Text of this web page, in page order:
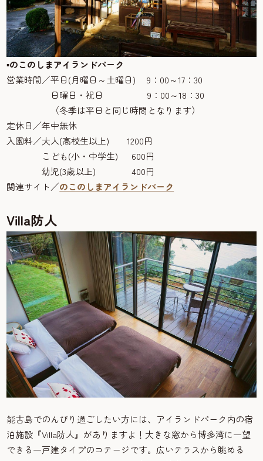
▪のこのしまアイランドパーク
営業時間／平日(月曜日～土曜日) 9：00～17：30
日曜日・祝日 9：00～18：30
（冬季は平日と同じ時間となります）
定休日／年中無休
入園料／大人(高校生以上) 1200円
こども(小・中学生) 600円
幼児(3歳以上) 400円
関連サイト／のこのしまアイランドパーク
Villa防人
能古島でのんびり過ごしたい方には、アイランドパーク内の宿
泊施設『Villa防人』がありますよ！大きな窓から博多湾に一望
できる一戸建タイプのコテージです。広いテラスから眺める